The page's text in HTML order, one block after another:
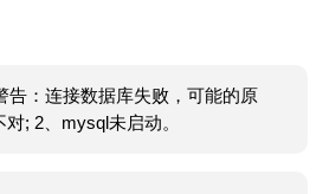
告：连接数据库失败，可能的原
; 2、mysql未启动。